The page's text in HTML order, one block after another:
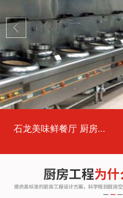
石龙美味鲜餐厅 厨房...